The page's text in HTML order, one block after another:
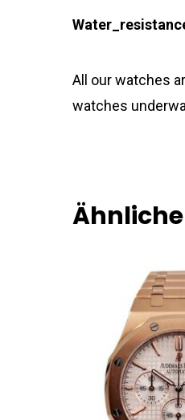
All our watches
watches